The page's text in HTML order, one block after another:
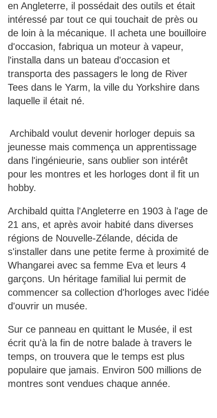
en Angleterre, il possédait des outils et était
intéressé par tout ce qui touchait de près ou
de loin à la mécanique. Il acheta une bouilloire
d'occasion, fabriqua un moteur à vapeur,
l'installa dans un bateau d'occasion et
transporta des passagers le long de River
Tees dans le Yarm, la ville du Yorkshire dans
laquelle il était né.
Archibald voulut devenir horloger depuis sa
jeunesse mais commença un apprentissage
dans l'ingénieurie, sans oublier son intérêt
pour les montres et les horloges dont il fit un
hobby.
Archibald quitta l'Angleterre en 1903 à l'age de
21 ans, et après avoir habité dans diverses
régions de Nouvelle-Zélande, décida de
s'installer dans une petite ferme à proximité de
Whangarei avec sa femme Eva et leurs 4
garçons. Un héritage familial lui permit de
commencer sa collection d'horloges avec l'idée
d'ouvrir un musée.
Sur ce panneau en quittant le Musée, il est
écrit qu'à la fin de notre balade à travers le
temps, on trouvera que le temps est plus
populaire que jamais. Environ 500 millions de
montres sont vendues chaque année.